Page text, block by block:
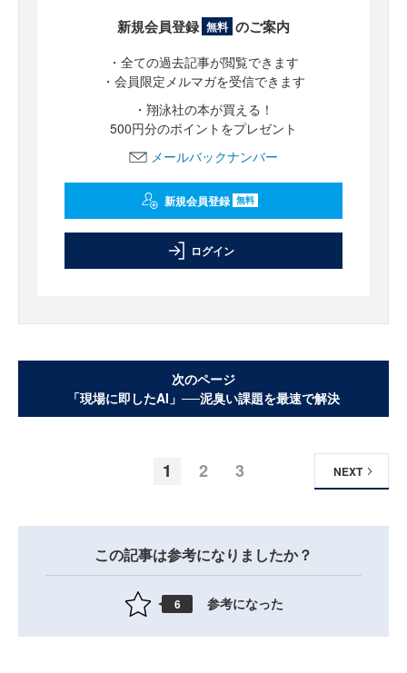
新規会員登録 無料 のご案内
・全ての過去記事が閲覧できます
・会員限定メルマガを受信できます
・翔泳社の本が買える！
500円分のポイントをプレゼント
メールバックナンバー
新規会員登録 無料
ログイン
次のページ
「現場に即したAI」──泥臭い課題を最速で解決
1 2 3 NEXT
この記事は参考になりましたか？
6 参考になった